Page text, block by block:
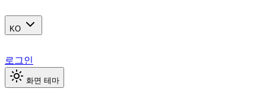
KO
로그인
화면 테마